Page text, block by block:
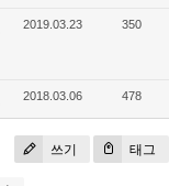
2019.03.23 350
2018.03.06 478
쓰기 태그